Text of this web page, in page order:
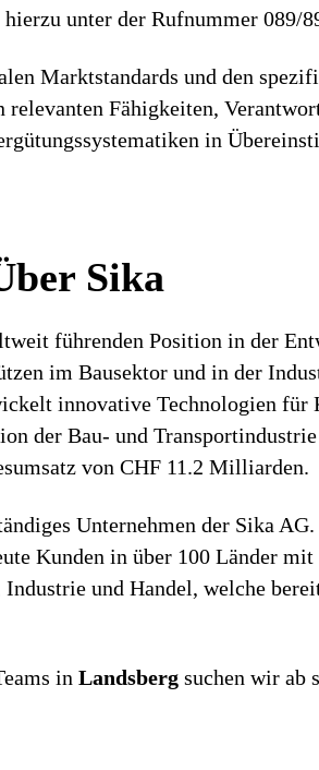
unter der Rufnummer 089/
Marktstandards und den
Fähigkeiten,
in
Sika
führenden Position in der
im Bausektor und in der
innovative Technologien
der Bau- und
von CHF 11.2 Milliarden.
Unternehmen der Sika
Kunden in über 100 Länder
und Handel, welche
in Landsberg suchen wir ab